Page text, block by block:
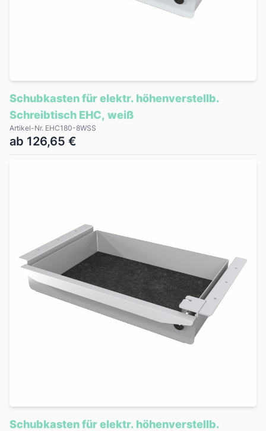
Schubkasten für elektr. höhenverstellb.
Schreibtisch EHC, weiß
Artikel-Nr. EHC180-8WSS
ab 126,65 €
Schubkasten für elektr. höhenverstellb.